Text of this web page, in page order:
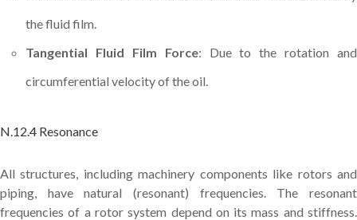
the fluid film.
Tangential Fluid Film Force: Due to the rotation and
circumferential velocity of the oil.
N.12.4 Resonance
All structures, including machinery components like rotors and
piping, have natural (resonant) frequencies. The resonant
frequencies of a rotor system depend on its mass and stiffness.